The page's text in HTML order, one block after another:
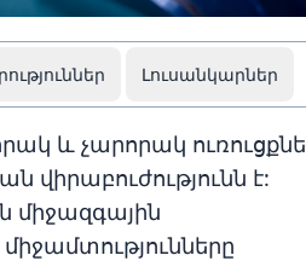
Լուսանկարներ
և չարորակ
է:
միջազգային